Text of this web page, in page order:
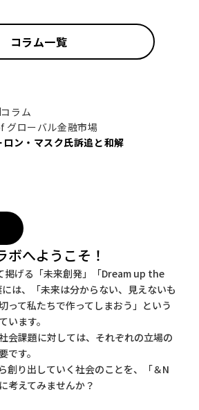
コラム一覧
コラム
ローバル金融市場
ン・マスク氏訴追と和解
ボへようこそ！
掲げる「未来創発」「Dream up the
は、「未来は分からない、見えないも
って私たちで作ってしまおう」という
います。
会課題に対しては、それぞれの立場の
です。
創り出していく社会のことを、「＆N
考えてみませんか？